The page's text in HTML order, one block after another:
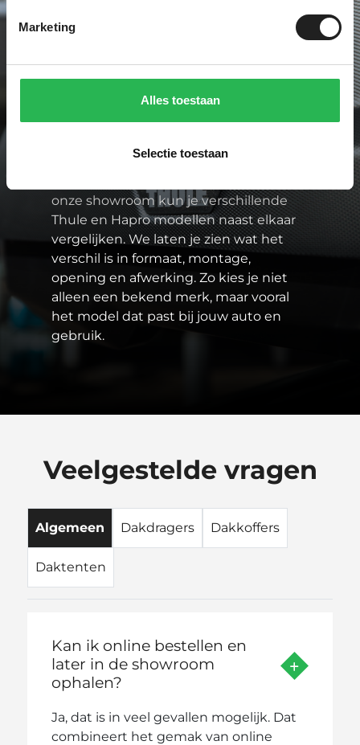
Marketing
Alles toestaan
Selectie toestaan
en Hapro
Paddock One is specialist in sterke
merken waarbij pasvorm, veiligheid en
gebruiksgemak goed op elkaar
je waardevolle spullen op het dak
onze showroom kun je verschillende
Thule en Hapro modellen naast elkaar
vergelijken. We laten je zien wat het
verschil is in formaat, montage,
opening en afwerking. Zo kies je niet
alleen een bekend merk, maar vooral
het model dat past bij jouw auto en
gebruik.
Veelgestelde vragen
Algemeen Dakdragers Dakkoffers
Daktenten
Kan ik online bestellen en
later in de showroom
ophalen?
Ja, dat is in veel gevallen mogelijk. Dat
combineert het gemak van online